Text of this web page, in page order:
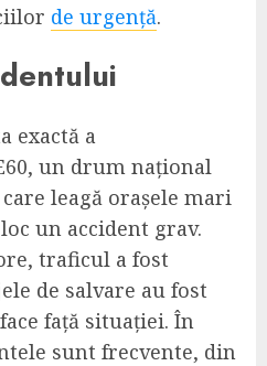
de urgență.
exactă a
un drum național
leagă orașele mari
un accident grav.
traficul a fost
de salvare au fost
față situației. În
sunt frecvente, din